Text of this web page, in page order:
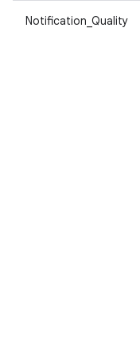
Notification_Quality